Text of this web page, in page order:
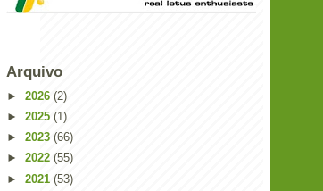
Arquivo
► 2026 (2)
► 2025 (1)
► 2023 (66)
► 2022 (55)
► 2021 (53)